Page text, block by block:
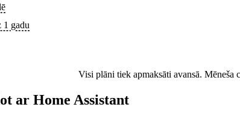
1 gadu
Visi plāni tiek apmaksāti avansā. Mēneša
ar Home Assistant